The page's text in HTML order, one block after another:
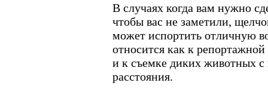
В случаях когда вам нужно
чтобы вас не заметили,
может испортить отличную
относится как к репортажной
и к съемке диких животных с
расстояния.